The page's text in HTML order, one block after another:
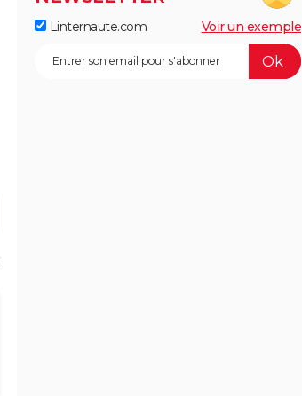
Linternaute.com Voir un exemple